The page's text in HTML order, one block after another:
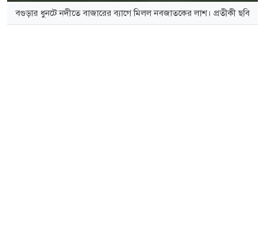
বগুড়ার ধুনটে নদীতে বাজারের ব্যাগে মিলল নবজাতকের লাশ। প্রতীকী ছবি